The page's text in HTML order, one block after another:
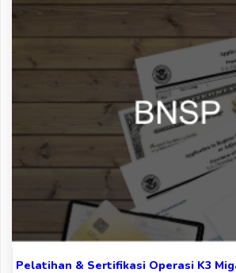
Pelatihan & Sertifikasi Operasi K3